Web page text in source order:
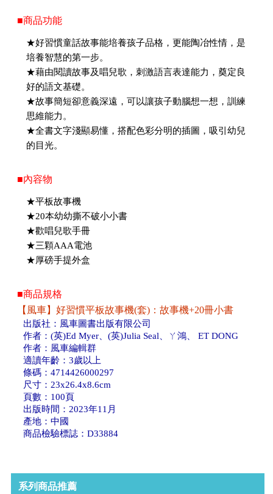
■商品功能
★好習慣童話故事能培養孩子品格，更能陶冶性情，是
培養智慧的第一步。
★藉由閱讀故事及唱兒歌，刺激語言表達能力，奠定良
好的語文基礎。
★故事簡短卻意義深遠，可以讓孩子動腦想一想，訓練
思維能力。
★全書文字淺顯易懂，搭配色彩分明的插圖，吸引幼兒
的目光。
■內容物
★平板故事機
★20本幼幼撕不破小小書
★歡唱兒歌手冊
★三顆AAA電池
★厚磅手提外盒
■商品規格
【風車】好習慣平板故事機(套)：故事機+20冊小書
出版社：風車圖書出版有限公司
作者：(英)Ed Myer、(英)Julia Seal、ㄚ鴻、 ET DONG
作者：風車編輯群
適讀年齡：3歲以上
條碼：4714426000297
尺寸：23x26.4x8.6cm
頁數：100頁
出版時間：2023年11月
產地：中國
商品檢驗標誌：D33884
系列商品推薦